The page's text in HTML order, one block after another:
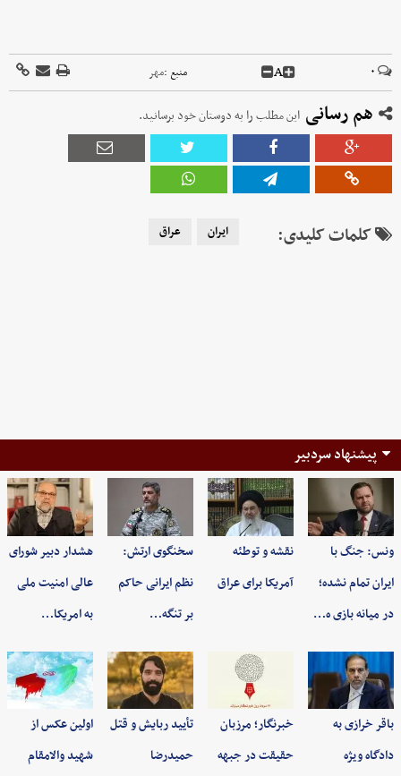
۰ A منبع :مهر
هم رسانی این مطلب را به دوستان خود برسانید.
کلمات کلیدی: ایران عراق
پیشنهاد سردبیر
ونس: جنگ با
ایران تمام نشده؛
در میانه بازی ه…
نقشه و توطئه
آمریکا برای عراق
سخنگوی ارتش:
نظم ایرانی حاکم
بر تنگه…
هشدار دبیر شورای
عالی امنیت ملی
به امریکا…
باقر خرازی به
دادگاه ویژه
خبرنگار؛ مرزبان
حقیقت در جبهه
تأیید ربایش و قتل
حمیدرضا
اولین عکس از
شهید والامقام